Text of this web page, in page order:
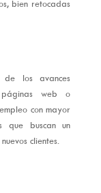
bien retocadas
los avances
web o
con mayor
que buscan un
clientes.